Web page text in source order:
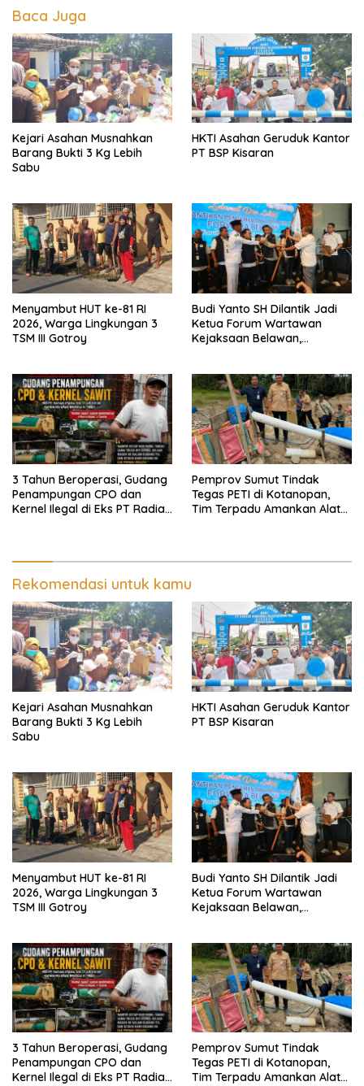
Baca Juga
Kejari Asahan Musnahkan
Barang Bukti 3 Kg Lebih
Sabu
HKTI Asahan Geruduk Kantor
PT BSP Kisaran
Menyambut HUT ke-81 RI
2026, Warga Lingkungan 3
TSM III Gotroy
Budi Yanto SH Dilantik Jadi
Ketua Forum Wartawan
Kejaksaan Belawan,
Pendampingan Hukum dan
Ekomoni Semua Anggota
3 Tahun Beroperasi, Gudang
Penampungan CPO dan
Kernel Ilegal di Eks PT Radian
Pemprov Sumut Tindak
Tegas PETI di Kotanopan,
Tim Terpadu Amankan Alat
Rekomendasi untuk kamu
Kejari Asahan Musnahkan
Barang Bukti 3 Kg Lebih
Sabu
HKTI Asahan Geruduk Kantor
PT BSP Kisaran
Menyambut HUT ke-81 RI
2026, Warga Lingkungan 3
TSM III Gotroy
Budi Yanto SH Dilantik Jadi
Ketua Forum Wartawan
Kejaksaan Belawan,
Pendampingan Hukum dan
Ekomoni Semua Anggota
3 Tahun Beroperasi, Gudang
Penampungan CPO dan
Kernel Ilegal di Eks PT Radian
Pemprov Sumut Tindak
Tegas PETI di Kotanopan,
Tim Terpadu Amankan Alat